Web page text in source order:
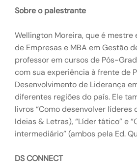
Sobre o palestrante
Wellington Moreira, que é
de Empresas e MBA em Gestão
professor em cursos de Pós-
com sua experiência à frente de
Desenvolvimento de Liderança
diferentes regiões do país. Ele
livros “Como desenvolver líderes
Ideias & Letras), “Líder tático” e
intermediário” (ambos pela Ed.
DS CONNECT